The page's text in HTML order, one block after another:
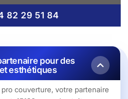
82 29 51 84
pour des
esthétiques
couverture, votre partenaire